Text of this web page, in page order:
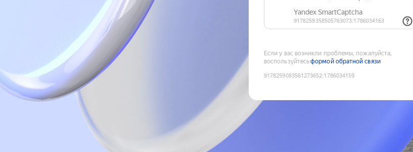
Если у вас возникли проблемы, пожалуйста,
воспользуйтесьформой обратной связи
9178259083561273652:1786034159